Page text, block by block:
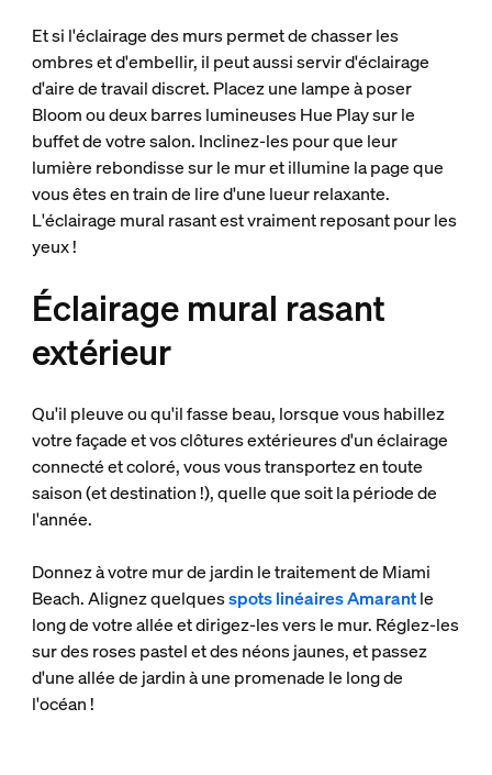
Et si l'éclairage des murs permet de chasser les
ombres et d'embellir, il peut aussi servir d'éclairage
d'aire de travail discret. Placez une lampe à poser
Bloom ou deux barres lumineuses Hue Play sur le
buffet de votre salon. Inclinez-les pour que leur
lumière rebondisse sur le mur et illumine la page que
vous êtes en train de lire d'une lueur relaxante.
L'éclairage mural rasant est vraiment reposant pour les
yeux !
Éclairage mural rasant
extérieur
Qu'il pleuve ou qu'il fasse beau, lorsque vous habillez
votre façade et vos clôtures extérieures d'un éclairage
connecté et coloré, vous vous transportez en toute
saison (et destination !), quelle que soit la période de
l'année.
Donnez à votre mur de jardin le traitement de Miami
Beach. Alignez quelquesspots linéaires Amarantle
long de votre allée et dirigez-les vers le mur. Réglez-les
sur des roses pastel et des néons jaunes, et passez
d'une allée de jardin à une promenade le long de
l'océan !